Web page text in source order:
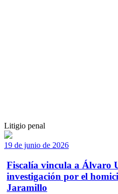
Litigio penal
19 de junio de 2026
Fiscalía vincula a Álvaro
investigación por el
Jaramillo